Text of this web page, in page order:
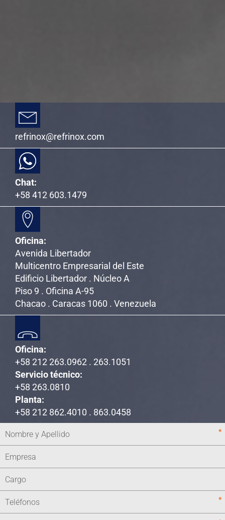
refrinox@refrinox.com
Chat:
+58 412 603.1479
Oficina:
Avenida Libertador
Multicentro Empresarial del Este
Edificio Libertador . Núcleo A
Piso 9 . Oficina A-95
Chacao . Caracas 1060 . Venezuela
Oficina:
+58 212 263.0962 . 263.1051
Servicio técnico:
+58 263.0810
Planta:
+58 212 862.4010 . 863.0458
*
*